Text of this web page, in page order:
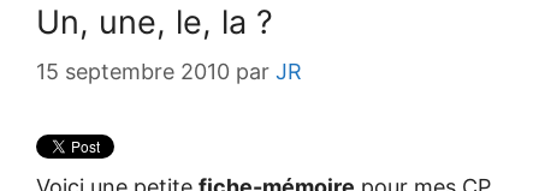
Un, une, le, la ?
15 septembre 2010 par JR